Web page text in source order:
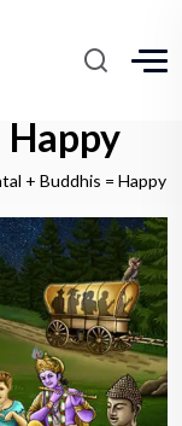
Happy
+ Buddhis = Happy